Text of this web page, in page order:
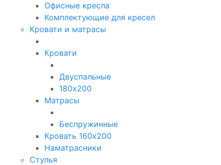
Офисные кресла
Комплектующие для кресел
Кровати и матрасы
Кровати
Двуспальные
180х200
Матрасы
Беспружинные
Кровать 160х200
Наматрасники
Стулья